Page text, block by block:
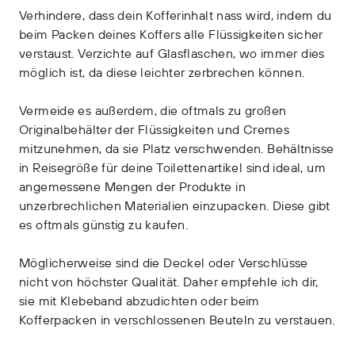
Verhindere, dass dein Kofferinhalt nass wird, indem du
beim Packen deines Koffers alle Flüssigkeiten sicher
verstaust. Verzichte auf Glasflaschen, wo immer dies
möglich ist, da diese leichter zerbrechen können.
Vermeide es außerdem, die oftmals zu großen
Originalbehälter der Flüssigkeiten und Cremes
mitzunehmen, da sie Platz verschwenden. Behältnisse
in Reisegröße für deine Toilettenartikel sind ideal, um
angemessene Mengen der Produkte in
unzerbrechlichen Materialien einzupacken. Diese gibt
es oftmals günstig zu kaufen.
Möglicherweise sind die Deckel oder Verschlüsse
nicht von höchster Qualität. Daher empfehle ich dir,
sie mit Klebeband abzudichten oder beim
Kofferpacken in verschlossenen Beuteln zu verstauen.